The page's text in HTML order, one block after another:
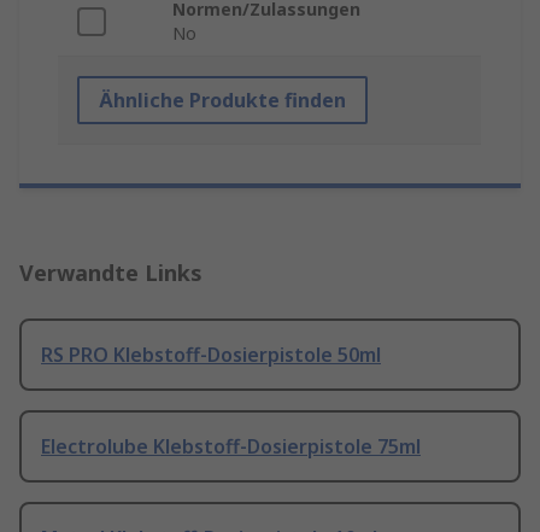
Normen/Zulassungen
No
Ähnliche Produkte finden
Verwandte Links
RS PRO Klebstoff-Dosierpistole 50ml
Electrolube Klebstoff-Dosierpistole 75ml